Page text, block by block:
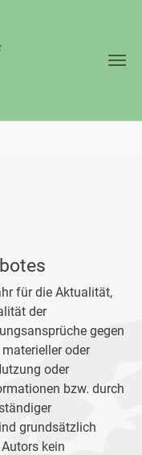
für die Aktualität,
der
gegen
oder
oder
bzw. durch
grundsätzlich
kein